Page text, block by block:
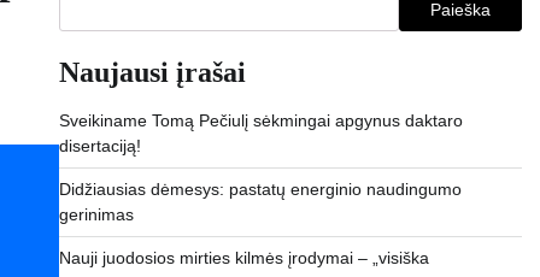
Paieška
Naujausi įrašai
Sveikiname Tomą Pečiulį sėkmingai apgynus daktaro
disertaciją!
Didžiausias dėmesys: pastatų energinio naudingumo
gerinimas
Nauji juodosios mirties kilmės įrodymai – „visiška